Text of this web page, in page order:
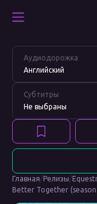
Turtles
Аудиодорожка
Английский
Субтитры
Не выбраны
Главная/Релизы/
Better Together (season